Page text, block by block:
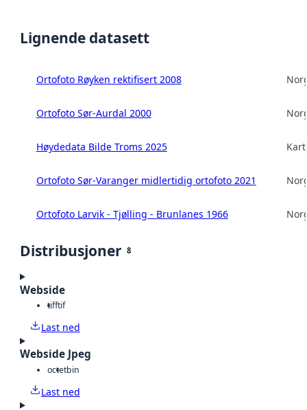
Lignende datasett
Ortofoto Røyken rektifisert 2008
Ortofoto Sør-Aurdal 2000
Høydedata Bilde Troms 2025
Ortofoto Sør-Varanger midlertidig ortofoto 2021
Ortofoto Larvik - Tjølling - Brunlanes 1966
Distribusjoner 8
Webside
tifftif
Last ned
Webside Jpeg
octetbin
Last ned